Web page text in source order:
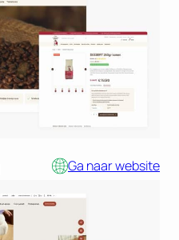
Ga naar website